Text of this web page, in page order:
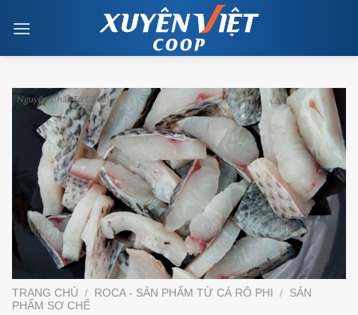
TRANG CHỦ / ROCA - SẢN PHẨM TỪ CÁ RÔ PHI / SẢN
PHẨM SƠ CHẾ